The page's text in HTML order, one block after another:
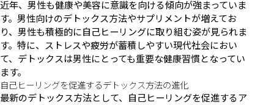
近年、男性も健康や美容に意識を向ける傾向が強まっていま
す。男性向けのデトックス方法やサプリメントが増えてお
り、男性も積極的に自己ヒーリングに取り組む姿が見られま
す。特に、ストレスや疲労が蓄積しやすい現代社会におい
て、デトックスは男性にとっても重要な健康習慣となってい
ます。
自己ヒーリングを促進するデトックス方法の進化
最新のデトックス方法として、自己ヒーリングを促進するア